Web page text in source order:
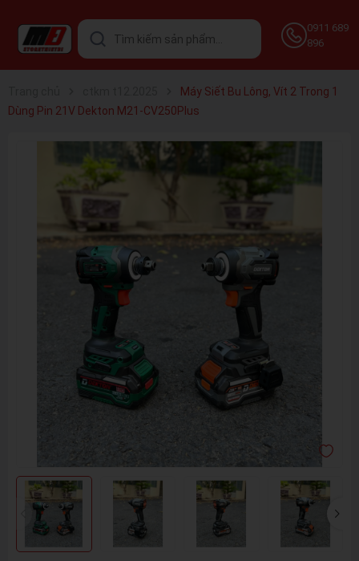
0911 689
896
Máy Siết Bu Lông, Vít 2 Trong 1
Dùng Pin 21V Dekton M21-CV250Plus